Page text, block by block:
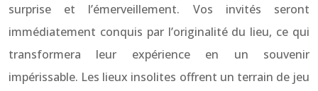
surprise et l’émerveillement. Vos invités seront
immédiatement conquis par l’originalité du lieu, ce qui
transformera leur expérience en un souvenir
impérissable. Les lieux insolites offrent un terrain de jeu